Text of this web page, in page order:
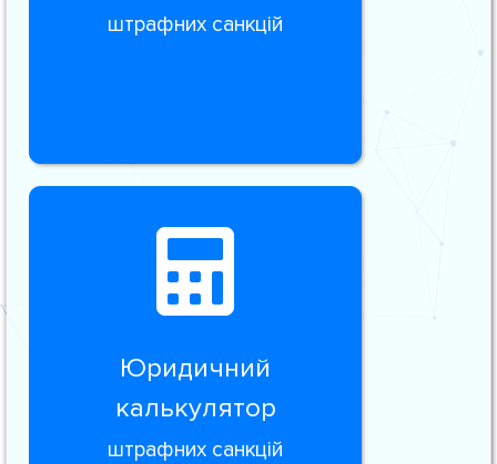
штрафних санкцій
Юридичний
калькулятор
штрафних санкцій